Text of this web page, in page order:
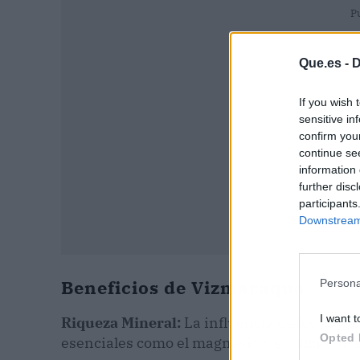
Que.es -
If you wish
sensitive
confirm
continue
information
further
I want
Opted
Beneficios de Vizmaraqua
Riqueza Mineral: La influencia de los
esenciales como el magnesio y el calcio,